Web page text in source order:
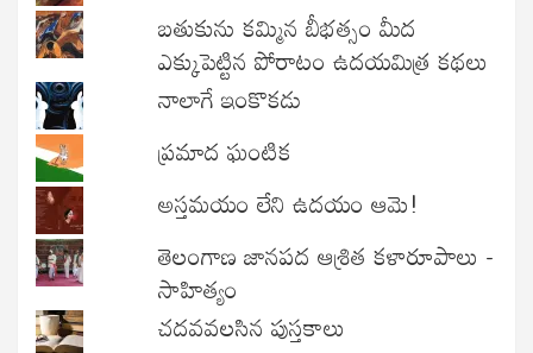
బతుకును కమ్మిన బీభత్సం మీద
ఎక్కుపెట్టిన పోరాటం ఉదయమిత్ర కథలు
నాలాగే ఇంకొకడు
ప్రమాద ఘంటిక
అస్తమయం లేని ఉదయం ఆమె!
తెలంగాణ జానపద ఆశ్రిత కళారూపాలు -
సాహిత్యం
చదవవలసిన పుస్తకాలు